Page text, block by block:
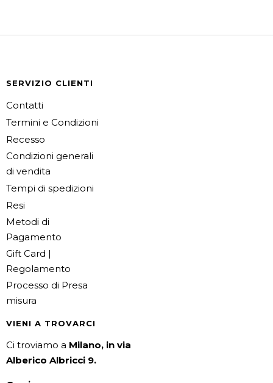
SERVIZIO CLIENTI
Contatti
Termini e Condizioni
Recesso
Condizioni generali
di vendita
Tempi di spedizioni
Resi
Metodi di
Pagamento
Gift Card |
Regolamento
Processo di Presa
misura
VIENI A TROVARCI
Ci troviamo a Milano, in via
Alberico Albricci 9.